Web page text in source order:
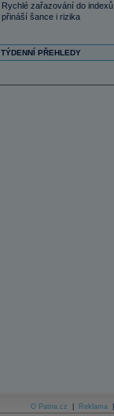
Rychlé zařazování do indexů
přináší šance i rizika
TÝDENNÍ PŘEHLEDY
O Patria.cz Reklama